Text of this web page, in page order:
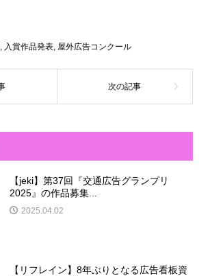
, 入賞作品発表, 屋外広告コンクール
【jeki】第37回『交通広告グランプリ
2025』の作品募集...
2025.04.02
【リフレイン】8年ぶりとなる広告看板資